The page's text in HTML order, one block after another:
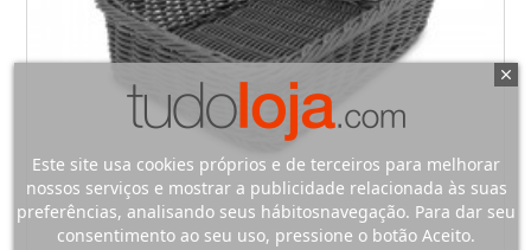
Este site usa cookies próprios e de terceiros para melhorar
nossos serviços e mostrar a publicidade relacionada às suas
preferências, analisando seus hábitosnavegação. Para dar seu
consentimento ao seu uso, pressione o botão Aceito.